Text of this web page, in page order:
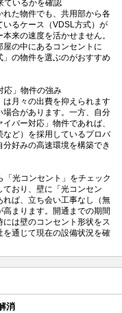
ているかを確認
た物件でも、共用部から各
いるケース（VDSL方式）が
来の速度を活かせません。
の中にあるコンセントに
」の物件を選ぶのがおすすめ
応」物件の強み
は月々の出費を抑えられます
合があります。一方、自分
バー対応」物件であれば、
ど）を採用しているプロバ
好みの高速環境を構築でき
光コンセント」をチェック
おり、壁に「光コンセン
れば、立ち会い工事なし（無
まります。開通までの期間
は壁のコンセント形状をス
を通じて現在の設備状況を確
消